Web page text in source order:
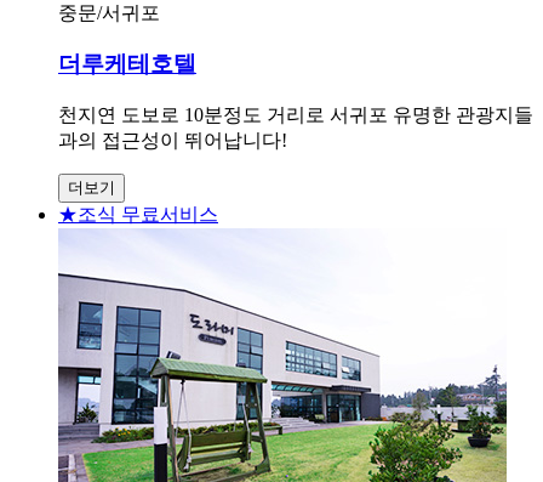
중문/서귀포
더루케테호텔
천지연 도보로 10분정도 거리로 서귀포 유명한 관광지들
과의 접근성이 뛰어납니다!
더보기
★조식 무료서비스